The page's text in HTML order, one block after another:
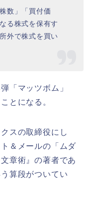
数」「買付価
る株式を保有す
外で株式を買い
「マッツボム」
とになる。
スの取締役にし
＆メールの「ムダ
章術』の著者であ
算段がついてい